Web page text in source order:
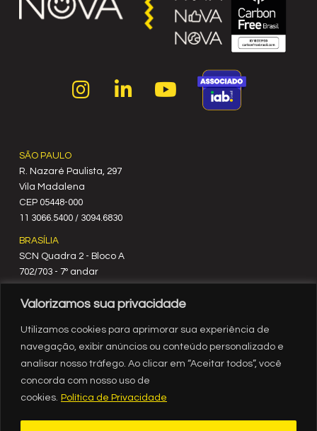
Valorizamos sua privacidade
Utilizamos cookies para aprimorar sua experiência de
navegação, exibir anúncios ou conteúdo personalizado e
analisar nosso tráfego. Ao clicar em “Aceitar todos”, você
concorda com nosso uso de
cookies. Política de Privacidade
SÃO PAULO
R. Nazaré Paulista, 297
Vila Madalena
C‍EP 05448-000
11 3066.5400 / 3094.6830
BRASÍLIA
SCN Quadra 2 - Bloco A
702/703 - 7º andar
61 3329.8200
RIO DE JANEIRO
Rua México, nº 3
21 3554.1720